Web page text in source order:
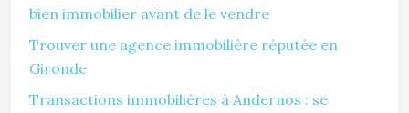
bien immobilier avant de le vendre
Trouver une agence immobilière réputée en
Gironde
Transactions immobilières à Andernos : se